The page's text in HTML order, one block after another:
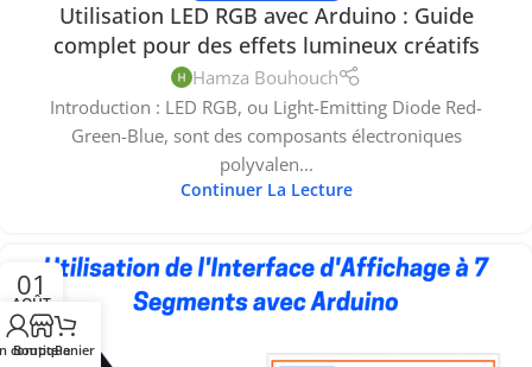
Utilisation LED RGB avec Arduino : Guide
complet pour des effets lumineux créatifs
Hamza Bouhouch
Introduction : LED RGB, ou Light-Emitting Diode Red-
Green-Blue, sont des composants électroniques
polyvalen...
Continuer La Lecture
01
AOÛT
compte
BoutiquePanier